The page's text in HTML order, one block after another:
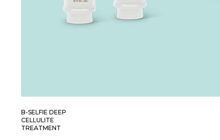
B-SELFIE DEEP
CELLULITE
TREATMENT